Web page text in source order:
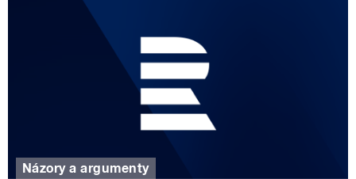
Názory a argumenty